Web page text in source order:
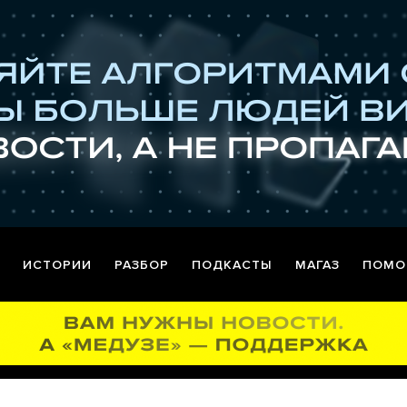
ИСТОРИИ РАЗБОР ПОДКАСТЫ МАГАЗ